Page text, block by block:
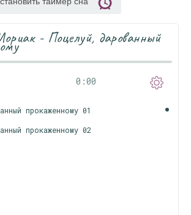
- Поцелуй, дарованный
0:00
прокаженному 01
прокаженному 02